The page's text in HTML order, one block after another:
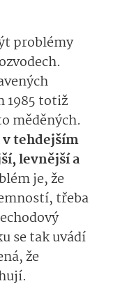
problémy
1985 totiž
měděných.
tehdejším
levnější a
je, že
třeba
se tak uvádí
že